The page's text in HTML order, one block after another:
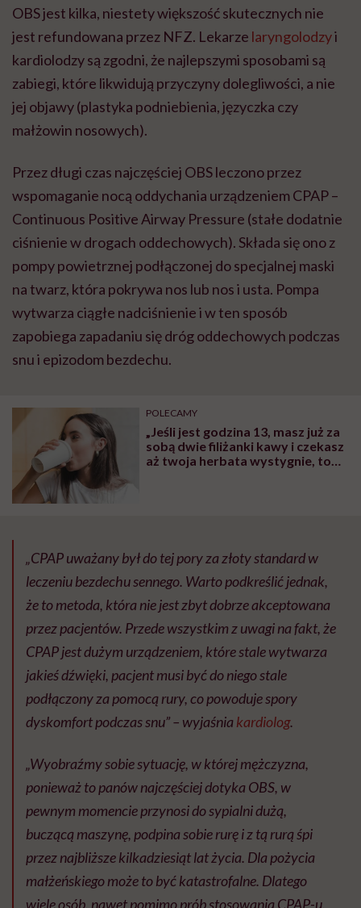
OBS jest kilka, niestety większość skutecznych nie
jest refundowana przez NFZ. Lekarze laryngolodzyi
kardiolodzy są zgodni, że najlepszymi sposobami są
zabiegi, które likwidują przyczyny dolegliwości, a nie
jej objawy (plastyka podniebienia, języczka czy
małżowin nosowych).
Przez długi czas najczęściej OBS leczono przez
wspomaganie nocą oddychania urządzeniem CPAP –
Continuous Positive Airway Pressure (stałe dodatnie
ciśnienie w drogach oddechowych). Składa się ono z
pompy powietrznej podłączonej do specjalnej maski
na twarz, która pokrywa nos lub nos i usta. Pompa
wytwarza ciągłe nadciśnienie i w ten sposób
zapobiega zapadaniu się dróg oddechowych podczas
snu i epizodom bezdechu.
POLECAMY
„Jeśli jest godzina 13, masz już za
sobą dwie filiżanki kawy i czekasz
aż twoja herbata wystygnie, to
„CPAP uważany był do tej pory za złoty standard w
leczeniu bezdechu sennego. Warto podkreślić jednak,
że to metoda, która nie jest zbyt dobrze akceptowana
przez pacjentów. Przede wszystkim z uwagi na fakt, że
CPAP jest dużym urządzeniem, które stale wytwarza
jakieś dźwięki, pacjent musi być do niego stale
podłączony za pomocą rury, co powoduje spory
dyskomfort podczas snu” – wyjaśnia kardiolog.
„Wyobraźmy sobie sytuację, w której mężczyzna,
ponieważ to panów najczęściej dotyka OBS, w
pewnym momencie przynosi do sypialni dużą,
buczącą maszynę, podpina sobie rurę i z tą rurą śpi
przez najbliższe kilkadziesiąt lat życia. Dla pożycia
małżeńskiego może to być katastrofalne. Dlatego
wiele osób, nawet pomimo prób stosowania CPAP-u,